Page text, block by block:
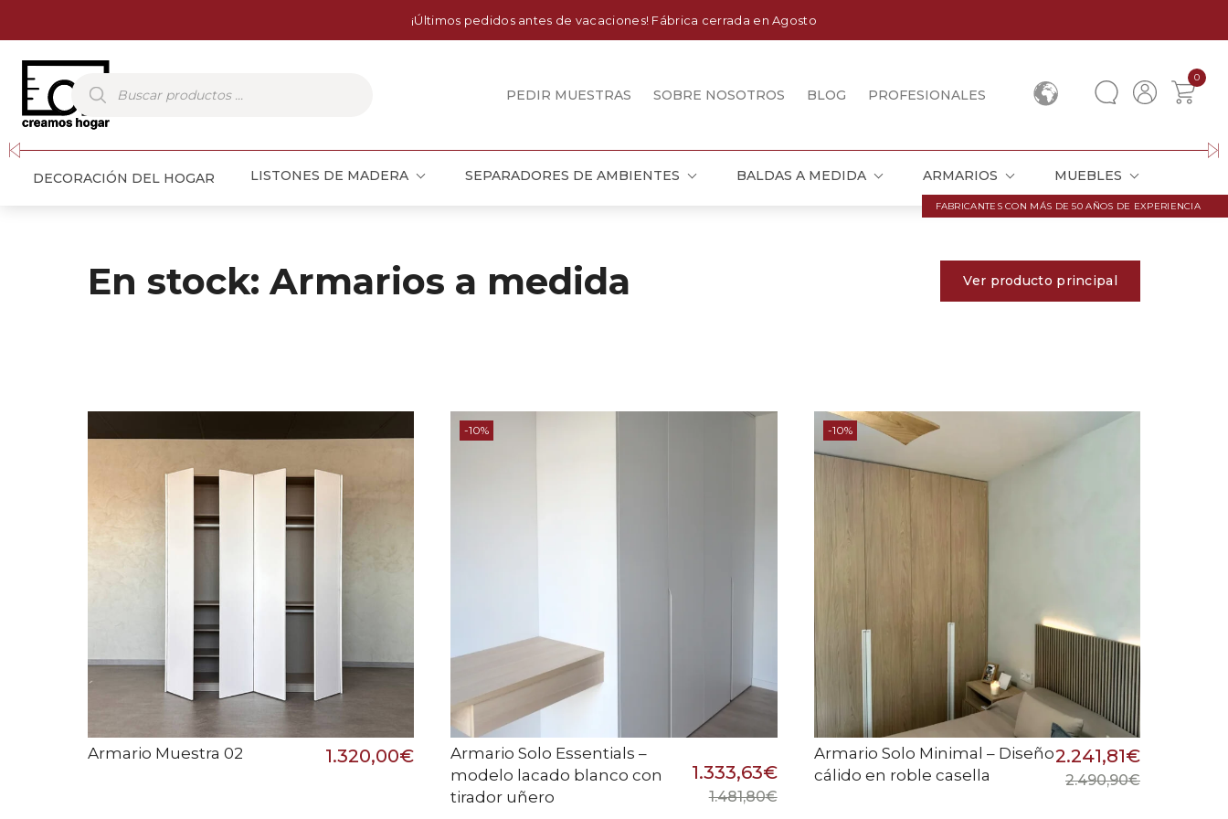
¡Últimos pedidos antes de vacaciones! Fábrica cerrada en Agosto
Búsqueda
de
productos
PEDIR MUESTRAS SOBRE NOSOTROS BLOG PROFESIONALES
0
FABRICANTES CON MÁS DE 50 AÑOS DE EXPERIENCIA
DECORACIÓN DEL HOGAR LISTONES DE MADERA SEPARADORES DE AMBIENTES BALDAS A MEDIDA ARMARIOS MUEBLES
En stock: Armarios a medida Ver producto principal
Armario Muestra 02 1.320,00€
-10%
Armario Solo Essentials –
modelo lacado blanco con
tirador uñero
1.481,80€
1.333,63€
-10%
Armario Solo Minimal – Diseño
cálido en roble casella
2.490,90€
2.241,81€